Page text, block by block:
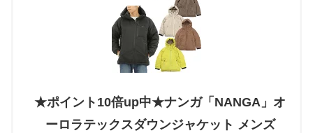
★ポイント10倍up中★ナンガ「NANGA」オ
ーロラテックスダウンジャケット メンズ